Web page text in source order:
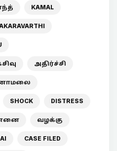
KAMAL
அதிர்ச்சி
SHOCK DISTRESS
வழக்கு
CASE FILED